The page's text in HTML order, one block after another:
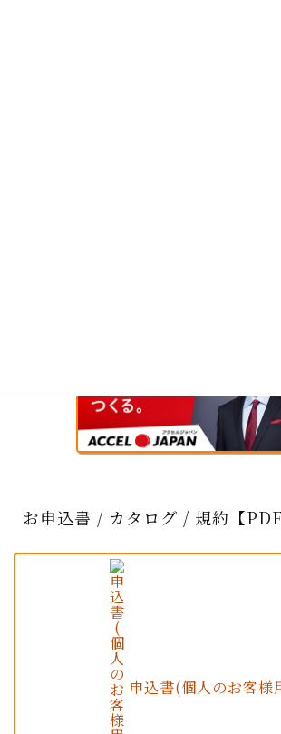
お申込書 / カタログ / 規約【PDF
申込書(個人のお客様